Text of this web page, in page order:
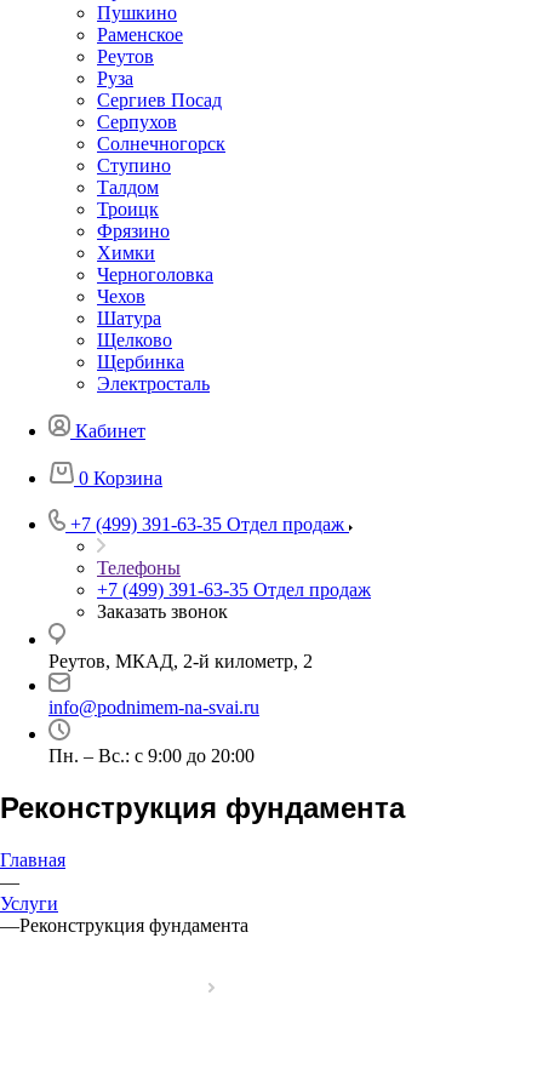
Пушкино
Раменское
Реутов
Руза
Сергиев Посад
Серпухов
Солнечногорск
Ступино
Талдом
Троицк
Фрязино
Химки
Черноголовка
Чехов
Шатура
Щелково
Щербинка
Электросталь
Кабинет
0 Корзина
+7 (499) 391-63-35 Отдел продаж
Телефоны
+7 (499) 391-63-35 Отдел продаж
Заказать звонок
Реутов, МКАД, 2-й километр, 2
info@podnimem-na-svai.ru
Пн. – Вс.: с 9:00 до 20:00
Реконструкция фундамента
Главная
—
Услуги
—Реконструкция фундамента